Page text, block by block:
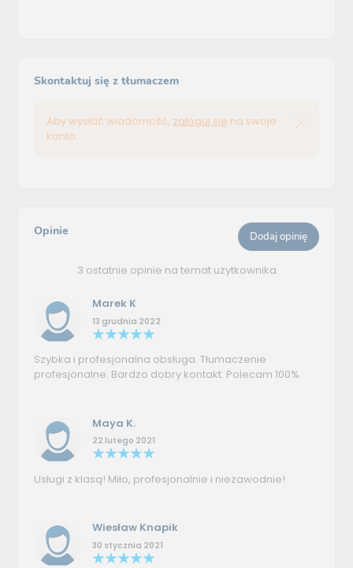
Skontaktuj się z tłumaczem
Aby wysłać wiadomość, zaloguj się na swoje
konto.
Opinie Dodaj opinię
3 ostatnie opinie na temat użytkownika
Marek K
13 grudnia 2022
Szybka i profesjonalna obsługa. Tłumaczenie
profesjonalne. Bardzo dobry kontakt. Polecam 100%
Maya K.
22 lutego 2021
Usługi z klasą! Miło, profesjonalnie i niezawodnie!
Wiesław Knapik
30 stycznia 2021